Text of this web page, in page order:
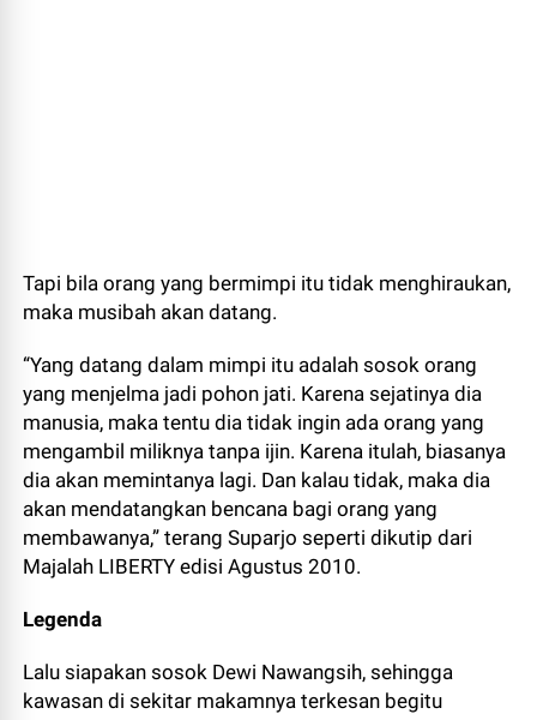
Tapi bila orang yang bermimpi itu tidak menghiraukan,
maka musibah akan datang.
“Yang datang dalam mimpi itu adalah sosok orang
yang menjelma jadi pohon jati. Karena sejatinya dia
manusia, maka tentu dia tidak ingin ada orang yang
mengambil miliknya tanpa ijin. Karena itulah, biasanya
dia akan memintanya lagi. Dan kalau tidak, maka dia
akan mendatangkan bencana bagi orang yang
membawanya,” terang Suparjo seperti dikutip dari
Majalah LIBERTY edisi Agustus 2010.
Legenda
Lalu siapakan sosok Dewi Nawangsih, sehingga
kawasan di sekitar makamnya terkesan begitu